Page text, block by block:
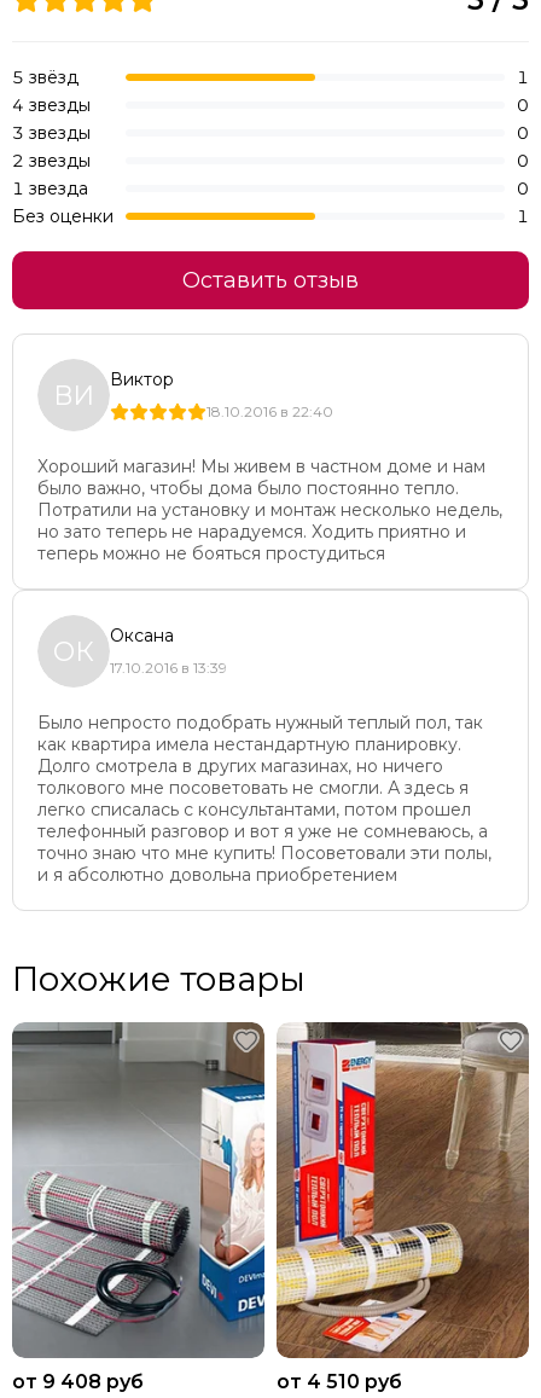
ВИ Виктор
18.10.2016 в 22:40
Хороший магазин! Мы живем в частном доме и нам
было важно, чтобы дома было постоянно тепло.
Потратили на установку и монтаж несколько недель,
но зато теперь не нарадуемся. Ходить приятно и
теперь можно не бояться простудиться
ОК Оксана
17.10.2016 в 13:39
Было непросто подобрать нужный теплый пол, так
как квартира имела нестандартную планировку.
Долго смотрела в других магазинах, но ничего
толкового мне посоветовать не смогли. А здесь я
легко списалась с консультантами, потом прошел
телефонный разговор и вот я уже не сомневаюсь, а
точно знаю что мне купить! Посоветовали эти полы,
и я абсолютно довольна приобретением
5 звёзд
1
4 звезды
0
3 звезды
0
2 звезды
0
1 звезда
0
Без оценки
1
Оставить отзыв
Похожие товары
от 9 408 руб от 4 510 руб